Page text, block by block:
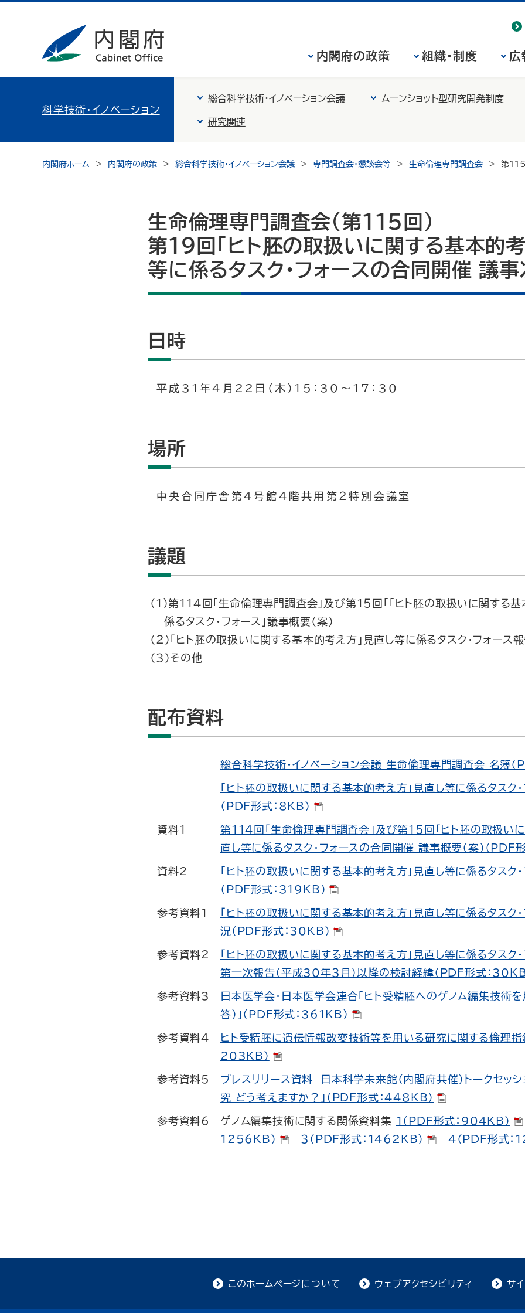
内閣府の政策 組織・制度 広
科学技術・イノベーション
総合科学技術・イノベーション会議 ムーンショット型研究開発制度
研究関連
内閣府ホーム 内閣府の政策 総合科学技術・イノベーション会議 専門調査会・懇談会等 生命倫理専門調査会 第
生命倫理専門調査会（第115回）
第19回「ヒト胚の取扱いに関する基本的
等に係るタスク・フォースの合同開催 議
日時
平成31年4月22日（木）15：30～17：30
場所
中央合同庁舎第４号館４階共用第２特別会議室
議題
（１）第１１４回「生命倫理専門調査会」及び第１５回「｢ヒト胚の取扱いに関す
係るタスク・フォース」議事概要（案）
（２）｢ヒト胚の取扱いに関する基本的考え方｣見直し等に係るタスク・フォース
（３）その他
配布資料
総合科学技術・イノベーション会議 生命倫理専門調査会 名簿（
｢ヒト胚の取扱いに関する基本的考え方｣見直し等に係るタスク
（PDF形式：8KB）
資料1
第114回「生命倫理専門調査会」及び第15回「ヒト胚の取扱い
直し等に係るタスク・フォースの合同開催 議事概要（案）（PDF
資料2
｢ヒト胚の取扱いに関する基本的考え方｣見直し等に係るタスク・
（PDF形式：319KB）
参考資料1
「ヒト胚の取扱いに関する基本的考え方」見直し等に係るタスク
況（PDF形式：30KB）
参考資料2
「ヒト胚の取扱いに関する基本的考え方」見直し等に係るタスク・
第一次報告（平成30年３月）以降の検討経緯（PDF形式：30KB
参考資料3
日本医学会・日本医学会連合「ヒト受精胚へのゲノム編集技術
答）」（PDF形式：361KB）
参考資料4
ヒト受精胚に遺伝情報改変技術等を用いる研究に関する倫理指
203KB）
参考資料5
プレスリリース資料 日本科学未来館（内閣府共催）トークセッシ
究 どう考えますか？」（PDF形式：448KB）
参考資料6 ゲノム編集技術に関する関係資料集 １（PDF形式：904KB）
1256KB）
３（PDF形式：1462KB） ４（PDF形式：
このホームページについて ウェブアクセシビリティ サ